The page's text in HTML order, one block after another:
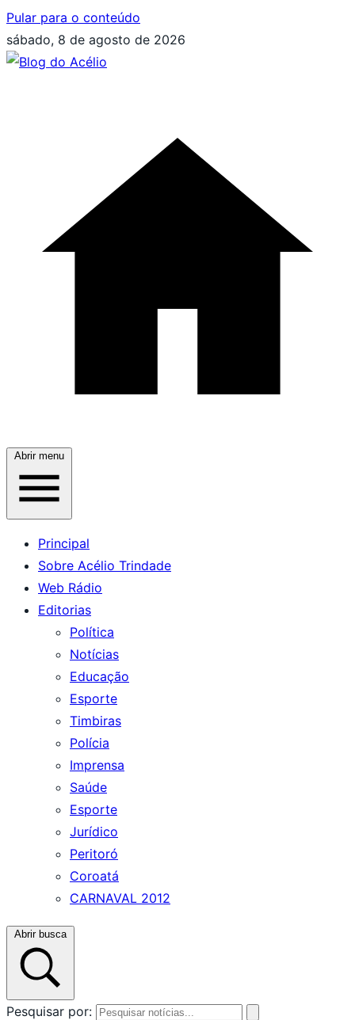
Pular para o conteúdo
sábado, 8 de agosto de 2026
Abrir menu
Principal
Sobre Acélio Trindade
Web Rádio
Editorias
Política
Notícias
Educação
Esporte
Timbiras
Polícia
Imprensa
Saúde
Esporte
Jurídico
Peritoró
Coroatá
CARNAVAL 2012
Abrir busca
Pesquisar por: